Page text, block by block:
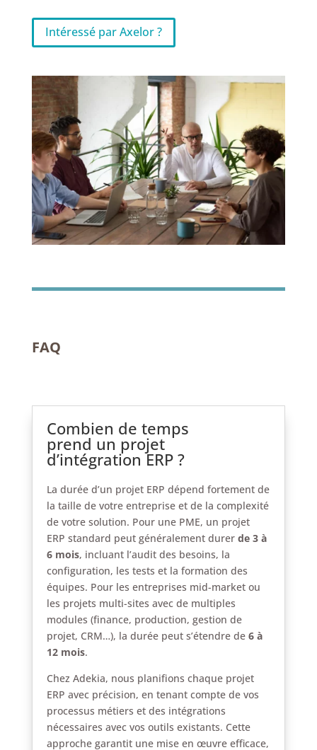
Intéressé par Axelor ?
FAQ
Combien de temps
prend un projet
d’intégration ERP ?
La durée d’un projet ERP dépend fortement de
la taille de votre entreprise et de la complexité
de votre solution. Pour une PME, un projet
ERP standard peut généralement durer de 3 à
6 mois, incluant l’audit des besoins, la
configuration, les tests et la formation des
équipes. Pour les entreprises mid-market ou
les projets multi-sites avec de multiples
modules (finance, production, gestion de
projet, CRM…), la durée peut s’étendre de 6 à
12 mois.
Chez Adekia, nous planifions chaque projet
ERP avec précision, en tenant compte de vos
processus métiers et des intégrations
nécessaires avec vos outils existants. Cette
approche garantit une mise en œuvre efficace,